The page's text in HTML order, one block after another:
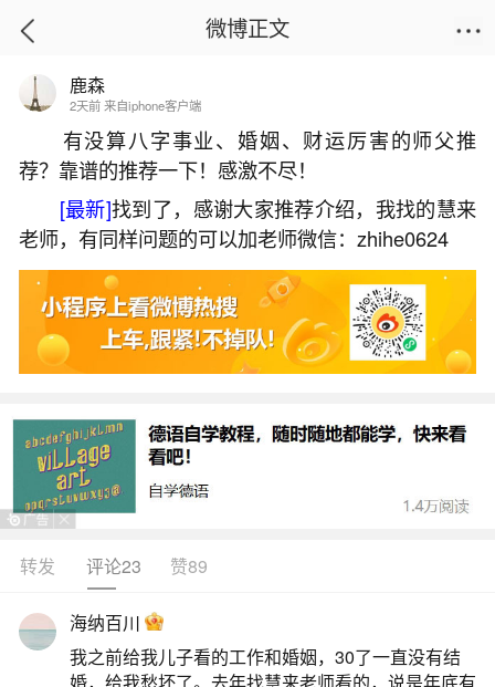
首页
八字中的财库在哪里的？
2026-07-08 14:12:00 1 7 赞
生活中像八字中的财库在哪里的？都是很常见
的问题，但是小问题不注意可能会引起大麻烦，下
面就这个问题给大家做一些解读：
一、财库位置八字
财库在八字中的位置有年支、月支、日支、时
支，其中时支被认为是最佳位置，得财更容易；日
支排第二；年支和月支财富力量相对较小。具体来
日主：以土为财，财库为戌土。2.丙火、丁火日
主：以金为财，财库为丑土。3.戊土、己土日主：
微博正文
鹿森
2天前 来自iphone客户端
有没算八字事业、婚姻、财运厉害的师父推
荐？靠谱的推荐一下！感激不尽！
[最新]找到了，感谢大家推荐介绍，我找的慧来
老师，有同样问题的可以加老师微信：zhihe0624
转发 评论23 赞89
海纳百川
我之前给我儿子看的工作和婚姻，30了一直没有结